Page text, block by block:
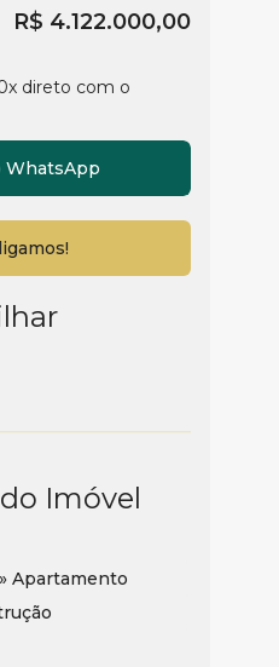
R$ 4.122.000,00
direto com o
WhatsApp
Imóvel
» Apartamento